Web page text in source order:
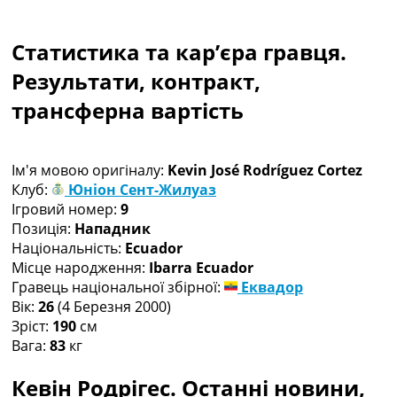
Чемпіонат Світу
Україна. Прем’єр-Ліга
Україна. Перша Ліга
Ліга Чемпіонів
Ще Турніри >>>
Таблиці
Чемпіонат Світу. Турнирні таблиці
Таблиця УПЛ
Перша Ліга
Таблиця АПЛ
Таблиця Ла Ліги
Таблиця Ліги Чемпіонів
Всі таблиці >>>
Рейтинги
Рейтинг клубів УЄФА
Статистика та кар’єра гравця.
Результати, контракт,
трансферна вартість
Ім'я мовою оригіналу: Kevin José Rodríguez Cortez
Клуб:
Юніон Сент-Жилуаз
Ігровий номер: 9
Позиція: Нападник
Національність: Ecuador
Місце народження: Ibarra Ecuador
Гравець національної збірної:
Еквадор
Вік: 26(4 Березня 2000)
Зріст: 190 см
Вага: 83 кг
Кевін Родрігес. Останні новини,